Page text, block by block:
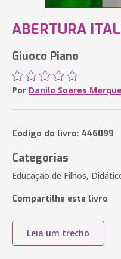
ABERTURA
Giuoco Piano
Por Danilo Soares
Código do livro: 446099
Categorias
Educação de Filhos,
Compartilhe este livro
Leia um trecho